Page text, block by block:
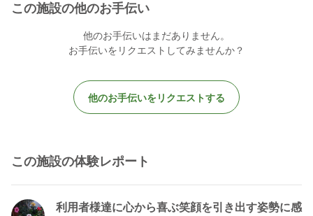
この施設の他のお手伝い
他のお手伝いはまだありません。
お手伝いをリクエストしてみませんか？
他のお手伝いをリクエストする
この施設の体験レポート
利用者様達に心から喜ぶ笑顔を引き出す姿勢に感